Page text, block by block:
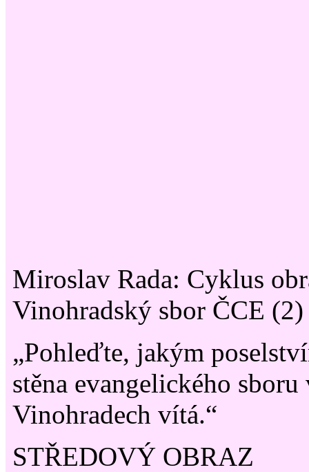
Miroslav Rada: Cyklus
Vinohradský sbor ČCE (2)
„Pohleďte, jakým
stěna evangelického sboru
Vinohradech vítá.“
STŘEDOVÝ OBRAZ